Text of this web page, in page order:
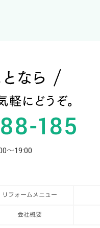
～19:00
リフォームメニュー
会社概要